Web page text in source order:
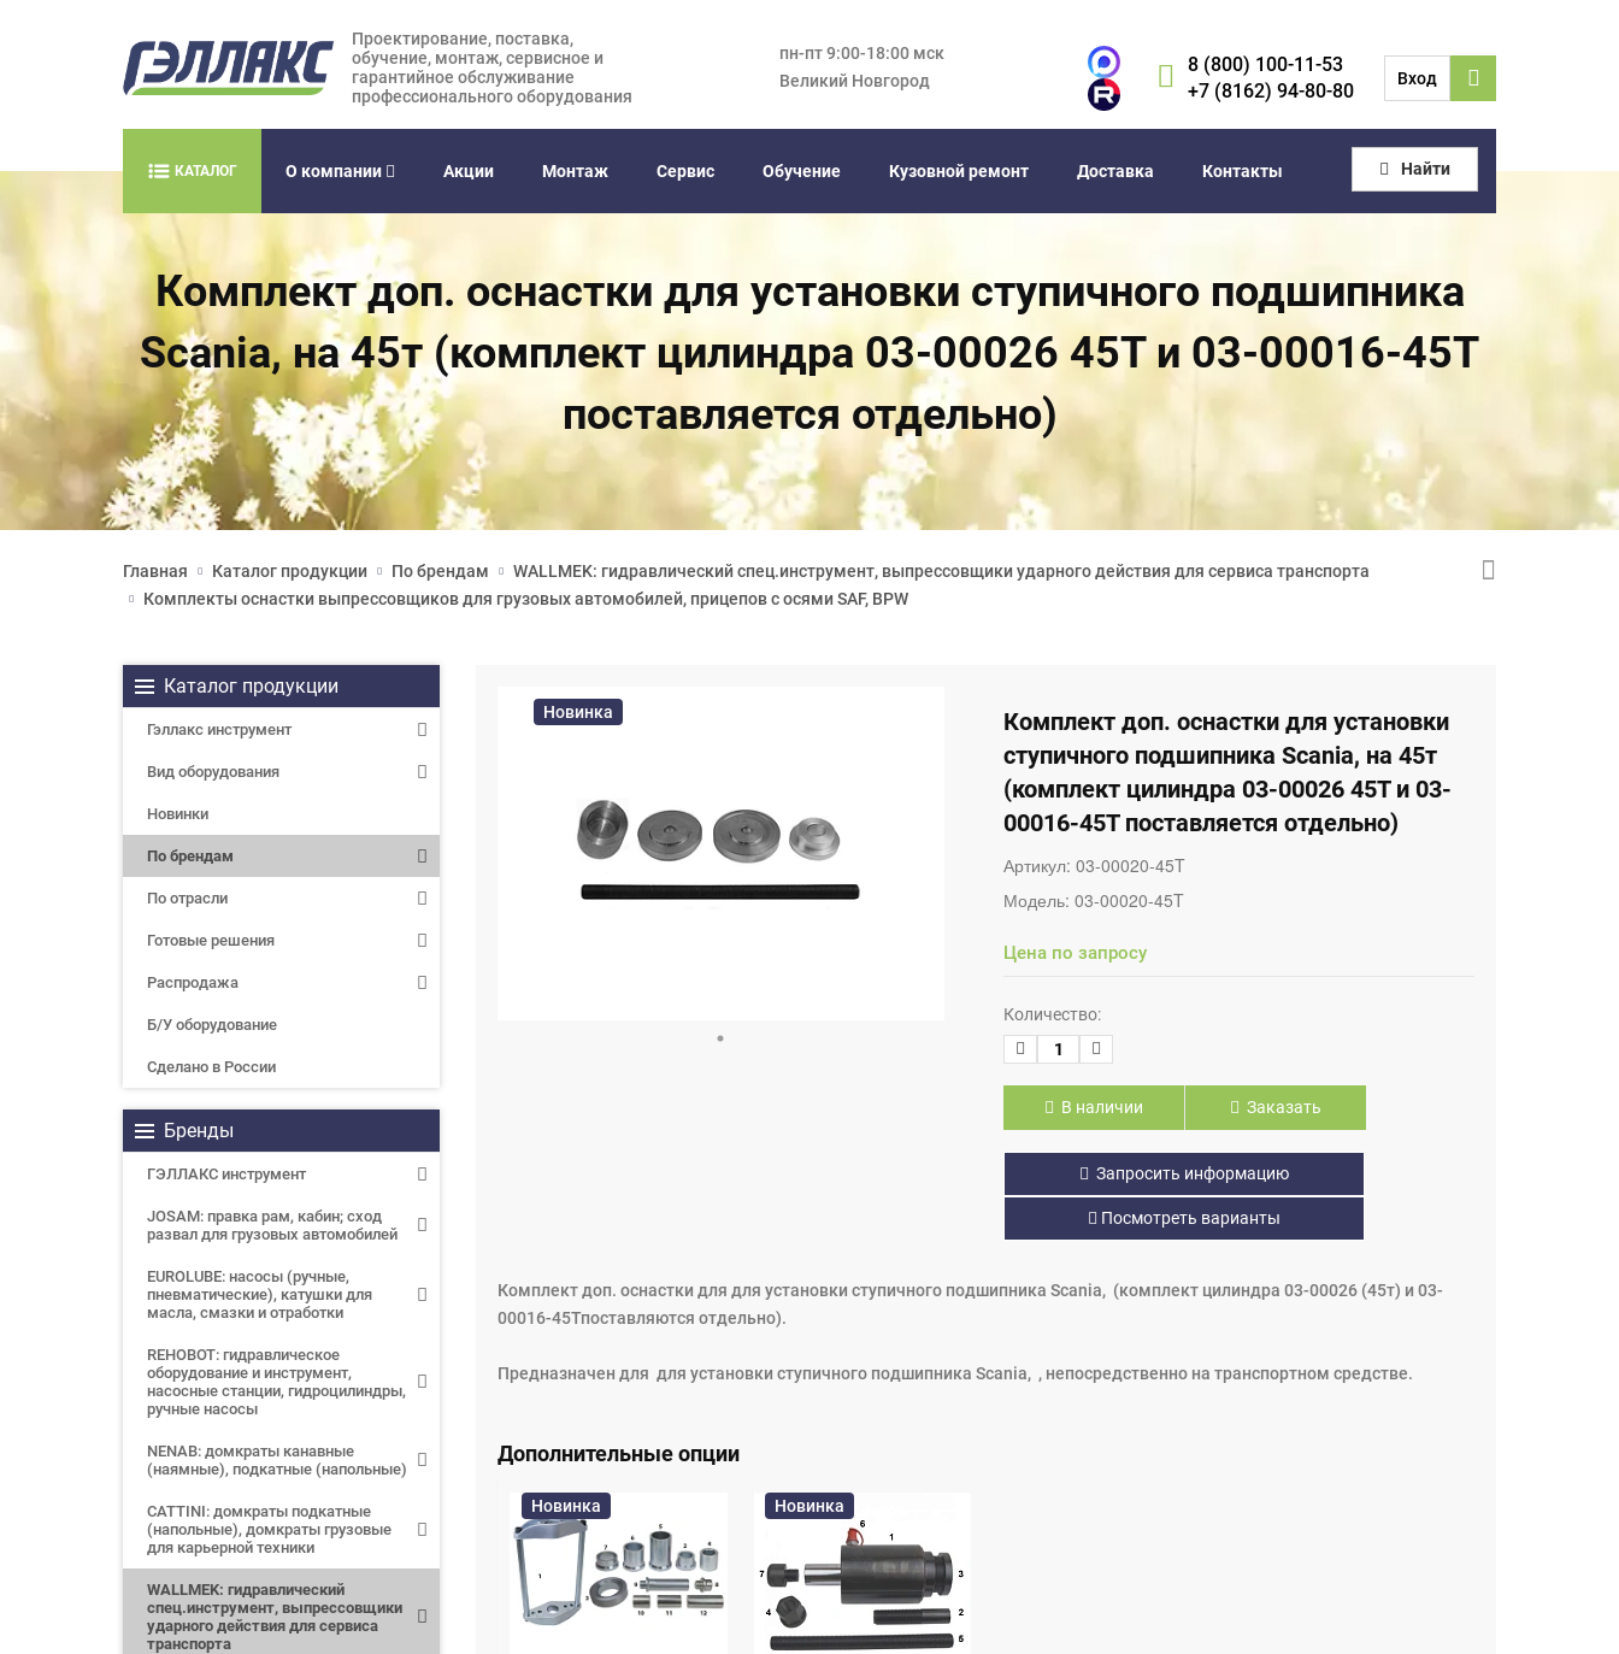
Проектирование, поставка,
обучение, монтаж, сервисное и
гарантийное обслуживание
профессионального оборудования
пн-пт 9:00-18:00 мск
Великий Новгород
8 (800) 100-11-53
+7 (8162) 94-80-80
Вход
КАТАЛОГ О компании Акции Монтаж Сервис Обучение Кузовной ремонт Доставка Контакты Найти
Комплект доп. оснастки для установки ступичного подшипника
Scania, на 45т (комплект цилиндра 03-00026 45Т и 03-00016-45Т
поставляется отдельно)
Главная Каталог продукции По брендам
WALLMEK: гидравлический спец.инструмент, выпрессовщики ударного действия для сервиса транспорта
Комплекты оснастки выпрессовщиков для грузовых автомобилей, прицепов с осями SAF, BPW
Каталог продукции
Гэллакс инструмент
Вид оборудования
Новинки
По брендам
По отрасли
Готовые решения
Распродажа
Б/У оборудование
Сделано в России
Бренды
ГЭЛЛАКС инструмент
JOSAM: правка рам, кабин; сход
развал для грузовых автомобилей
EUROLUBE: насосы (ручные,
пневматические), катушки для
масла, смазки и отработки
REHOBOT: гидравлическое
оборудование и инструмент,
насосные станции, гидроцилиндры,
ручные насосы
NENAB: домкраты канавные
(наямные), подкатные (напольные)
CATTINI: домкраты подкатные
(напольные), домкраты грузовые
для карьерной техники
WALLMEK: гидравлический
спец.инструмент, выпрессовщики
ударного действия для сервиса
транспорта
Новинка
Комплект доп. оснастки для установки
ступичного подшипника Scania, на 45т
(комплект цилиндра 03-00026 45Т и 03-
00016-45Т поставляется отдельно)
Артикул:03-00020-45T
Модель:03-00020-45T
Цена по запросу
Количество:
В наличии Заказать
Запросить информацию
Посмотреть варианты
Комплект доп. оснастки для для установки ступичного подшипника Scania, (комплект цилиндра 03-00026 (45т) и 03-
00016-45Тпоставляются отдельно).
Предназначен для для установки ступичного подшипника Scania, , непосредственно на транспортном средстве.
Дополнительные опции
Новинка Новинка